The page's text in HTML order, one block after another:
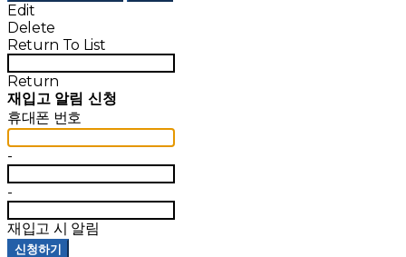
Edit
Delete
Return To List
Return
재입고 알림 신청
휴대폰 번호
-
-
재입고 시 알림
신청하기